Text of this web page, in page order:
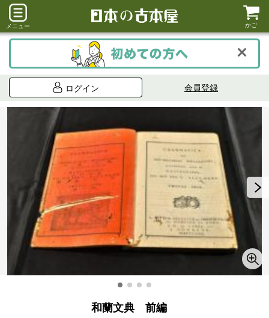
メニュー かご
ログイン 会員登録
和蘭文典 前編